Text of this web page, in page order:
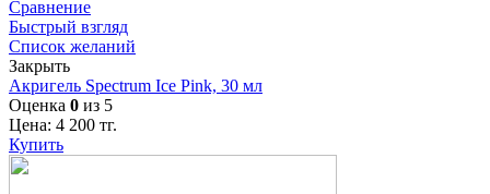
Сравнение
Быстрый взгляд
Список желаний
Закрыть
Акригель Spectrum Ice Pink, 30 мл
Оценка 0 из 5
Цена: 4 200 тг.
Купить